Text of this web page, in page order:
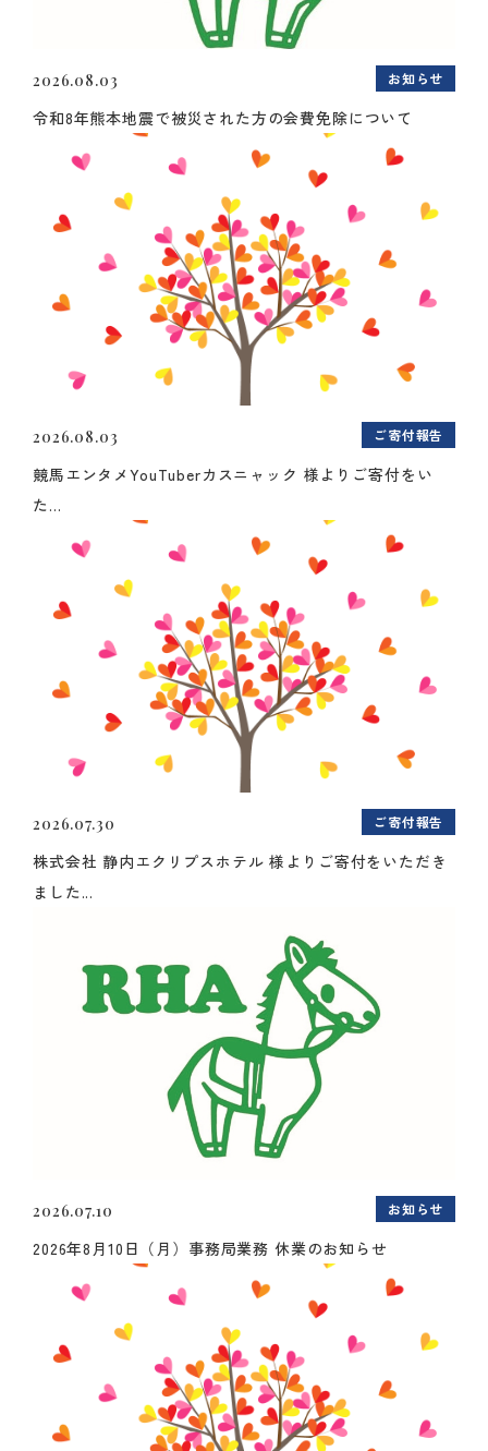
2026.08.03 お知らせ
令和8年熊本地震で被災された方の会費免除について
2026.08.03 ご寄付報告
競馬エンタメYouTuberカスニャック 様よりご寄付をい
た...
2026.07.30 ご寄付報告
株式会社 静内エクリプスホテル 様よりご寄付をいただき
ました...
2026.07.10 お知らせ
2026年8月10日（月）事務局業務 休業のお知らせ